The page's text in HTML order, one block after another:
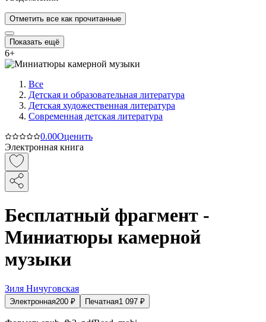
Отметить все как прочитанные
Показать ещё
6+
Все
Детская и образовательная литература
Детская художественная литература
Современная детская литература
0.00Оценить
Электронная книга
Бесплатный фрагмент -
Миниатюры камерной
музыки
Зиля Ничуговская
Электронная200 ₽ Печатная1 097 ₽